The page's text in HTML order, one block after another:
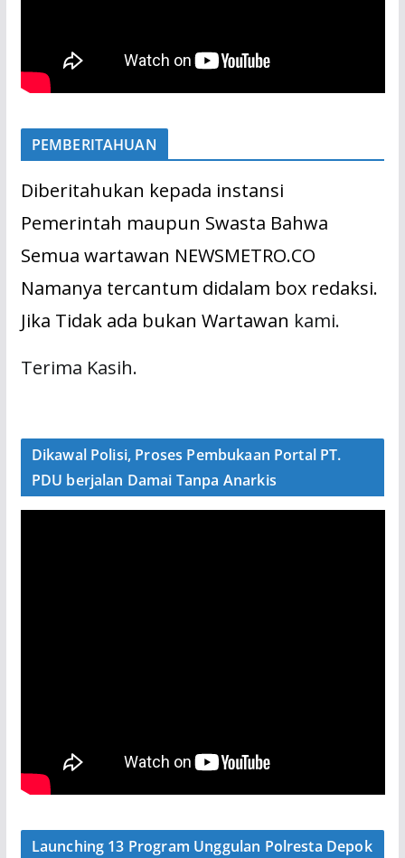
PEMBERITAHUAN
Diberitahukan kepada instansi
Pemerintah maupun Swasta Bahwa
Semua wartawan NEWSMETRO.CO
Namanya tercantum didalam box redaksi.
Jika Tidak ada bukan Wartawan kami.
Terima Kasih.
Dikawal Polisi, Proses Pembukaan Portal PT.
PDU berjalan Damai Tanpa Anarkis
Launching 13 Program Unggulan Polresta Depok